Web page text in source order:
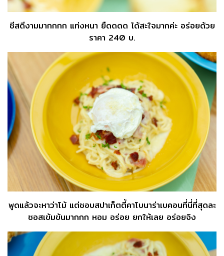
ชีสดีงามมากกกก แท่งหนา ยืดดดด ได้สะใจมากค่ะ อร่อยด้วย
ราคา 240 บ.
พูดแล้วจะหาว่าโม้ แต่ชอบสปาเก็ตตี้คาโบนาร่าเบคอนที่นี่ที่สุดละ
ซอสเข้มข้นมากกก หอม อร่อย ยกให้เลย อร่อยจิง